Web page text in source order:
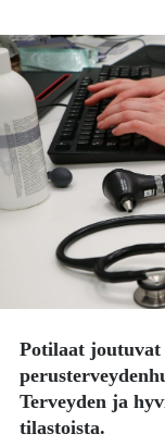
Potilaat joutuvat
Terveyden ja
tilastoista.